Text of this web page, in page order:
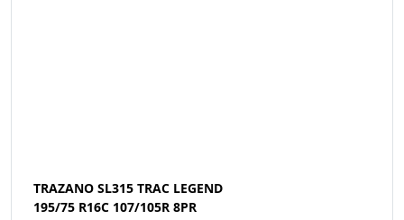
TRAZANO SL315 TRAC LEGEND
195/75 R16C 107/105R 8PR